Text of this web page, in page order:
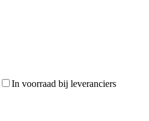
In voorraad bij leveranciers